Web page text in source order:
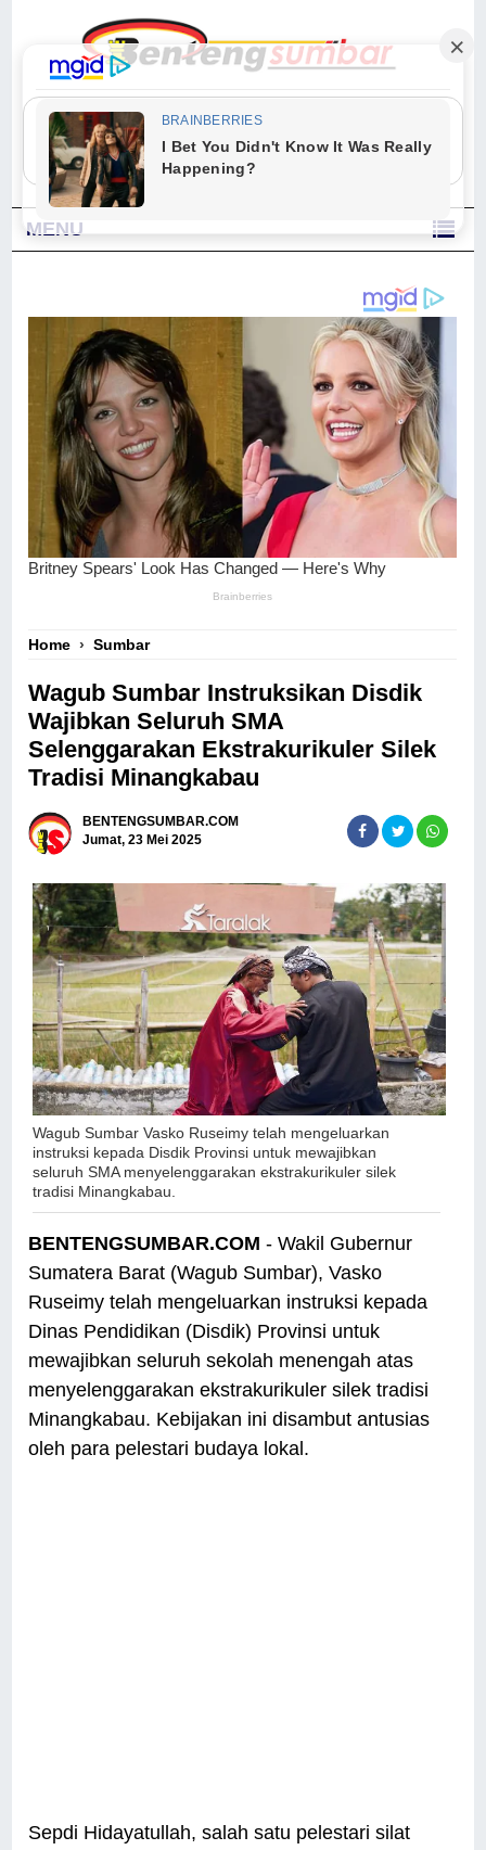
"Sesungguhnya Allah dan para malaikat-Nya berselawat untuk Nabi.
Wahai orang-orang yang beriman, berselawatlah kamu untuk Nabi dan
ucapkanlah salam dengan penuh penghormatan kepadanya." (Qs. Al
Ahzab Ayat 56)
MENU
Home ›Sumbar
Wagub Sumbar Instruksikan Disdik
Wajibkan Seluruh SMA
Selenggarakan Ekstrakurikuler Silek
Tradisi Minangkabau
BENTENGSUMBAR.COM
Jumat, 23 Mei 2025
Wagub Sumbar Vasko Ruseimy telah mengeluarkan
instruksi kepada Disdik Provinsi untuk mewajibkan
seluruh SMA menyelenggarakan ekstrakurikuler silek
tradisi Minangkabau.
BENTENGSUMBAR.COM - Wakil Gubernur
Sumatera Barat (Wagub Sumbar), Vasko
Ruseimy telah mengeluarkan instruksi kepada
Dinas Pendidikan (Disdik) Provinsi untuk
mewajibkan seluruh sekolah menengah atas
menyelenggarakan ekstrakurikuler silek tradisi
Minangkabau. Kebijakan ini disambut antusias
oleh para pelestari budaya lokal.
Sepdi Hidayatullah, salah satu pelestari silat